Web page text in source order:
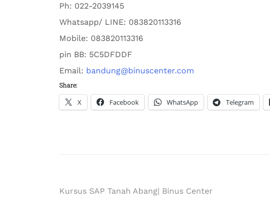
Ph: 022-2039145
Whatsapp/ LINE: 083820113316
Mobile: 083820113316
pin BB: 5C5DFDDF
Email: bandung@binuscenter.com
Share:
X Facebook WhatsApp Telegram
Kursus SAP Tanah Abang| Binus Center